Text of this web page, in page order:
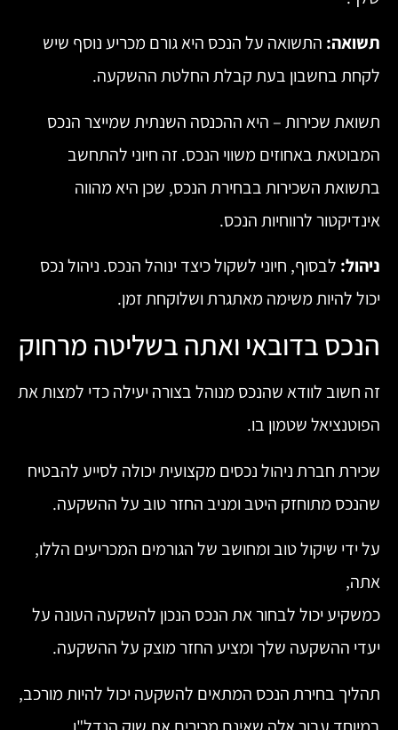
תשואה:התשואה על הנכס היא גורם מכריע נוסף שיש
לקחת בחשבון בעת קבלת החלטת ההשקעה.
תשואת שכירות – היא ההכנסה השנתית שמייצר הנכס
המבוטאת באחוזים משווי הנכס. זה חיוני להתחשב
בתשואת השכירות בבחירת הנכס, שכן היא מהווה
אינדיקטור לרווחיות הנכס.
ניהול:לבסוף, חיוני לשקול כיצד ינוהל הנכס. ניהול נכס
יכול להיות משימה מאתגרת ושלוקחת זמן.
הנכס בדובאי ואתה בשליטה מרחוק
זה חשוב לוודא שהנכס מנוהל בצורה יעילה כדי למצות את
הפוטנציאל שטמון בו.
שכירת חברת ניהול נכסים מקצועית יכולה לסייע להבטיח
שהנכס מתוחזק היטב ומניב החזר טוב על ההשקעה.
על ידי שיקול טוב ומחושב של הגורמים המכריעים הללו,
אתה,
כמשקיע יכול לבחור את הנכס הנכון להשקעה העונה על
יעדי ההשקעה שלך ומציע החזר מוצק על ההשקעה.
תהליך בחירת הנכס המתאים להשקעה יכול להיות מורכב,